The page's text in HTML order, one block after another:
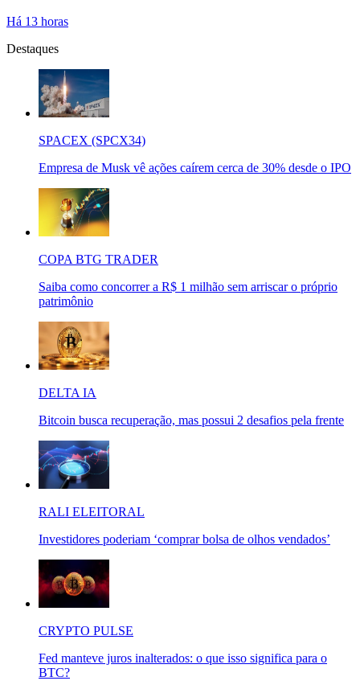
Há 13 horas
Destaques
SPACEX (SPCX34)
Empresa de Musk vê ações caírem cerca de 30% desde o IPO
COPA BTG TRADER
Saiba como concorrer a R$ 1 milhão sem arriscar o próprio
patrimônio
DELTA IA
Bitcoin busca recuperação, mas possui 2 desafios pela frente
RALI ELEITORAL
Investidores poderiam ‘comprar bolsa de olhos vendados’
CRYPTO PULSE
Fed manteve juros inalterados: o que isso significa para o
BTC?